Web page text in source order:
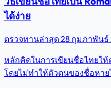
ได้ง่าย
ตรวจทานล่าสุด28 กุมภาพันธ์
หลักคิดในการเขียนชื่อไทยใ
โดยไม่ทำให้ตัวตนของชื่อหาย